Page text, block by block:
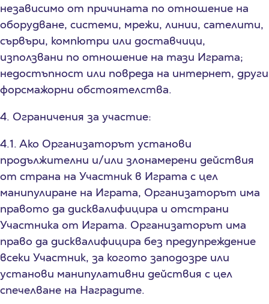
независимо от причината по отношение на
оборудване, системи, мрежи, линии, сателити,
сървъри, компютри или доставчици,
използвани по отношение на тази Играта;
недостъпност или повреда на интернет, други
форсмажорни обстоятелства.
4. Ограничения за участие:
4.1. Ако Организаторът установи
продължителни и/или злонамерени действия
от страна на Участник в Играта с цел
манипулиране на Играта, Организаторът има
правото да дисквалифицира и отстрани
Участника от Играта. Организаторът има
право да дисквалифицира без предупреждение
всеки Участник, за когото заподозре или
установи манипулативни действия с цел
спечелване на Наградите.